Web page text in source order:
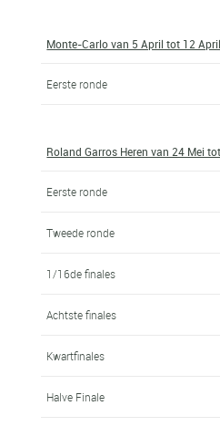
Monte-Carlo van 5 April tot 12
Eerste ronde
Roland Garros Heren van 24 Mei
Eerste ronde
Tweede ronde
1/16de finales
Achtste finales
Kwartfinales
Halve Finale